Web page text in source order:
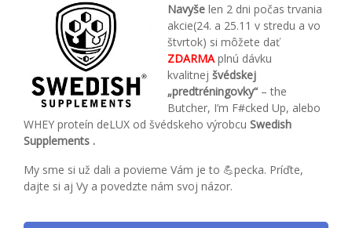
Navyše len 2 dni počas trvania
akcie(24. a 25.11 v stredu a vo
štvrtok) si môžete dať
ZDARMA plnú dávku
kvalitnej švédskej
„predtréningovky“– the
Butcher, I’m F#cked Up, alebo
WHEY proteín deLUX od švédskeho výrobcu Swedish
Supplements .
My sme si už dali a povieme Vám je to 💪pecka. Príďte,
dajte si aj Vy a povedzte nám svoj názor.